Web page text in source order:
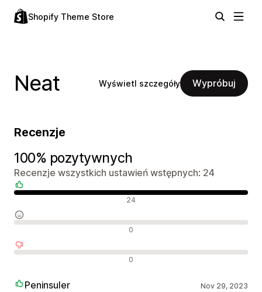
Shopify Theme Store
Neat Wyświetl szczegóły Wypróbuj
Recenzje
100% pozytywnych
Recenzje wszystkich ustawień wstępnych: 24
24
0
0
Peninsuler Nov 29, 2023